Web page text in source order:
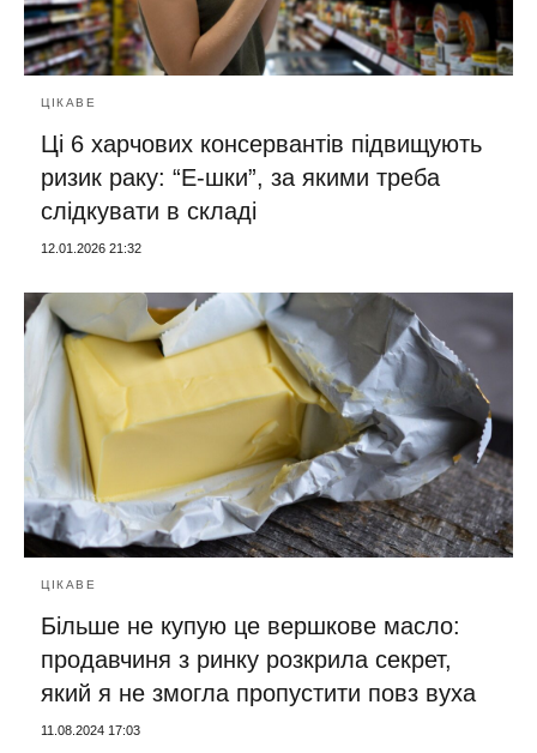
ЦІКАВЕ
Ці 6 харчових консервантів підвищують
ризик раку: “Е-шки”, за якими треба
слідкувати в складі
12.01.2026 21:32
ЦІКАВЕ
Більше не купую це вершкове масло:
продавчиня з ринку розкрила секрет,
який я не змогла пропустити повз вуха
11.08.2024 17:03